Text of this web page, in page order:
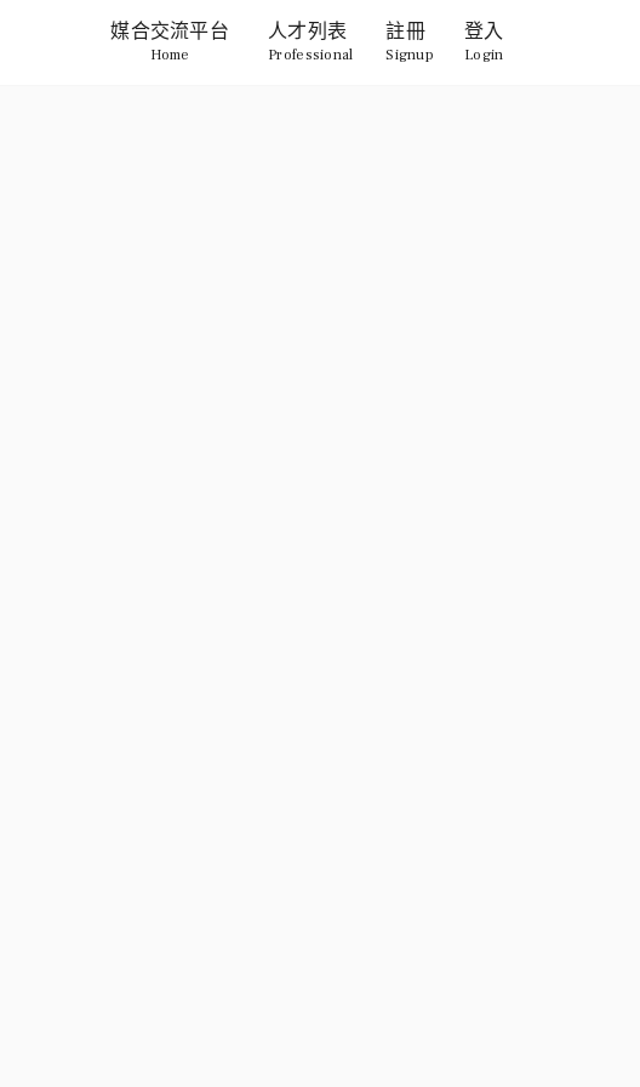
媒合交流平台
Home
人才列表
Professional
註冊
Signup
登入
Login